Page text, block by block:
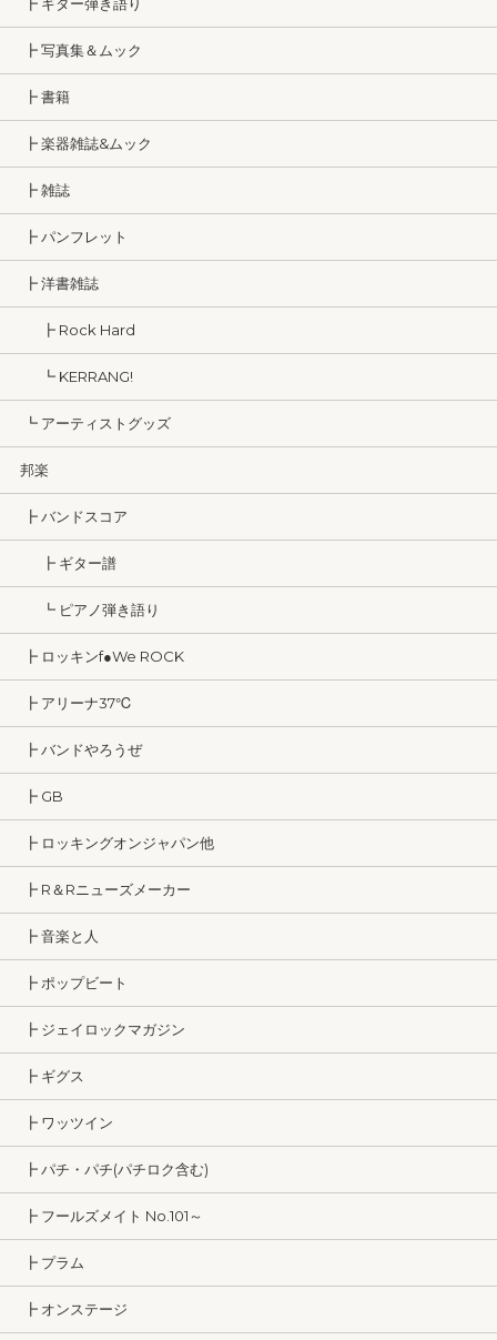
┣ 写真集＆ムック
┣ 書籍
┣ 楽器雑誌&ムック
┣ 雑誌
┣ パンフレット
┣ 洋書雑誌
┣ Rock Hard
┗ KERRANG!
┗ アーティストグッズ
邦楽
┣ バンドスコア
┣ ギター譜
┗ ピアノ弾き語り
┣ ロッキンf●We ROCK
┣ アリーナ37℃
┣ バンドやろうぜ
┣ GB
┣ ロッキングオンジャパン他
┣ R＆Rニューズメーカー
┣ 音楽と人
┣ ポップビート
┣ ジェイロックマガジン
┣ ギグス
┣ ワッツイン
┣ パチ・パチ(パチロク含む)
┣ フールズメイト No.101～
┣ プラム
┣ オンステージ